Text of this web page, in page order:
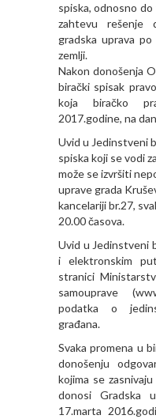
spiska, odnosno
zahtevu rešenje
gradska uprava
zemlji.
Nakon donošenja
birački spisak
koja biračko
2017.godine, na
Uvid u Jedinstveni
spiska koji se vodi
može se izvršiti
uprave grada
kancelariji br.27,
20.00 časova.
Uvid u Jedinstveni
i elektronskim
stranici
samouprave (
podatka o
građana.
Svaka promena u
donošenju
kojima se
donosi Gradska
17.marta